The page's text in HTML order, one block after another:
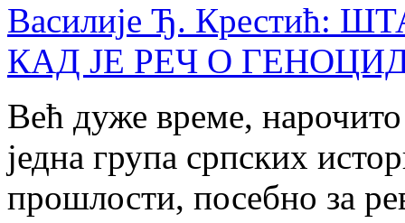
Василије Ђ. Крестић:
КАД ЈЕ РЕЧ О
Већ дуже време,
једна група српских
прошлости, посебно за